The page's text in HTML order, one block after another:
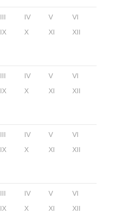
III IV V
VI
IX X XI XII
III IV V
VI
IX X XI XII
III IV V
VI
IX X XI XII
III IV V
VI
IX X XI XII